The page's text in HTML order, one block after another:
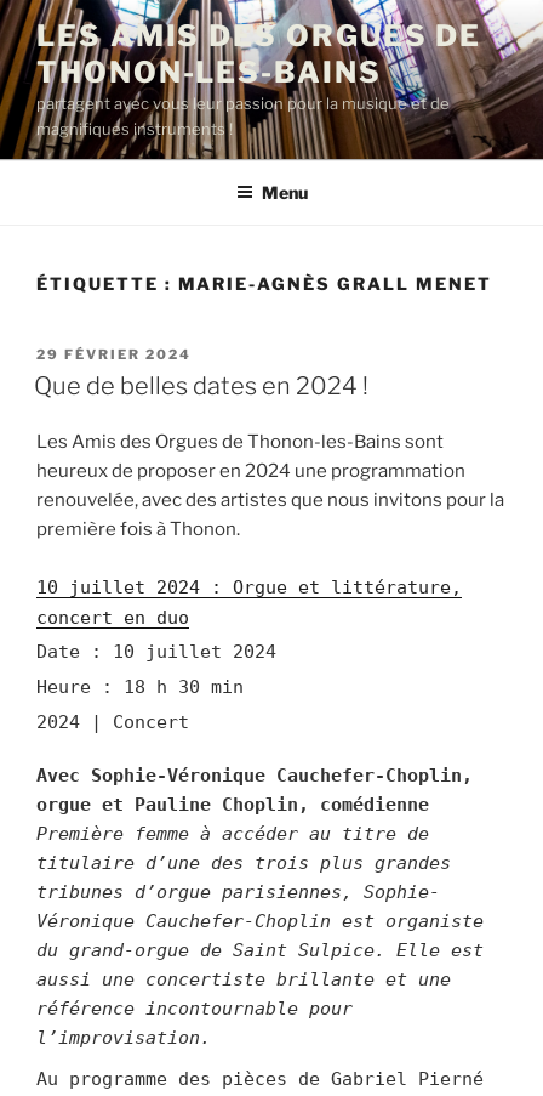
Aller
au
contenu
principal
LES AMIS DES ORGUES DE
THONON-LES-BAINS
partagent avec vous leur passion pour la musique et de
magnifiques instruments !
Menu
ÉTIQUETTE : MARIE-AGNÈS GRALL MENET
PUBLIÉ
LE
29 FÉVRIER 2024
Que de belles dates en 2024 !
Les Amis des Orgues de Thonon-les-Bains sont
heureux de proposer en 2024 une programmation
renouvelée, avec des artistes que nous invitons pour la
première fois à Thonon.
10 juillet 2024 : Orgue et littérature,
concert en duo
Date : 10 juillet 2024
Heure : 18 h 30 min
2024 | Concert
Avec Sophie-Véronique Cauchefer-Choplin,
orgue et Pauline Choplin, comédienne
Première femme à accéder au titre de
titulaire d’une des trois plus grandes
tribunes d’orgue parisiennes, Sophie-
Véronique Cauchefer-Choplin est organiste
du grand-orgue de Saint Sulpice. Elle est
aussi une concertiste brillante et une
référence incontournable pour
l’improvisation.
Au programme des pièces de Gabriel Pierné